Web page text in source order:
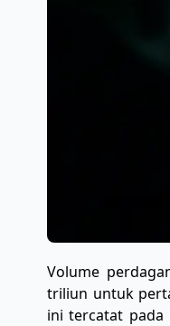
Volume
triliun untuk
ini tercatat pada